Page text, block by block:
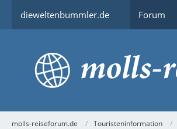
dieweltenbummler.de Forum
molls-reiseforum.de Touristeninformation